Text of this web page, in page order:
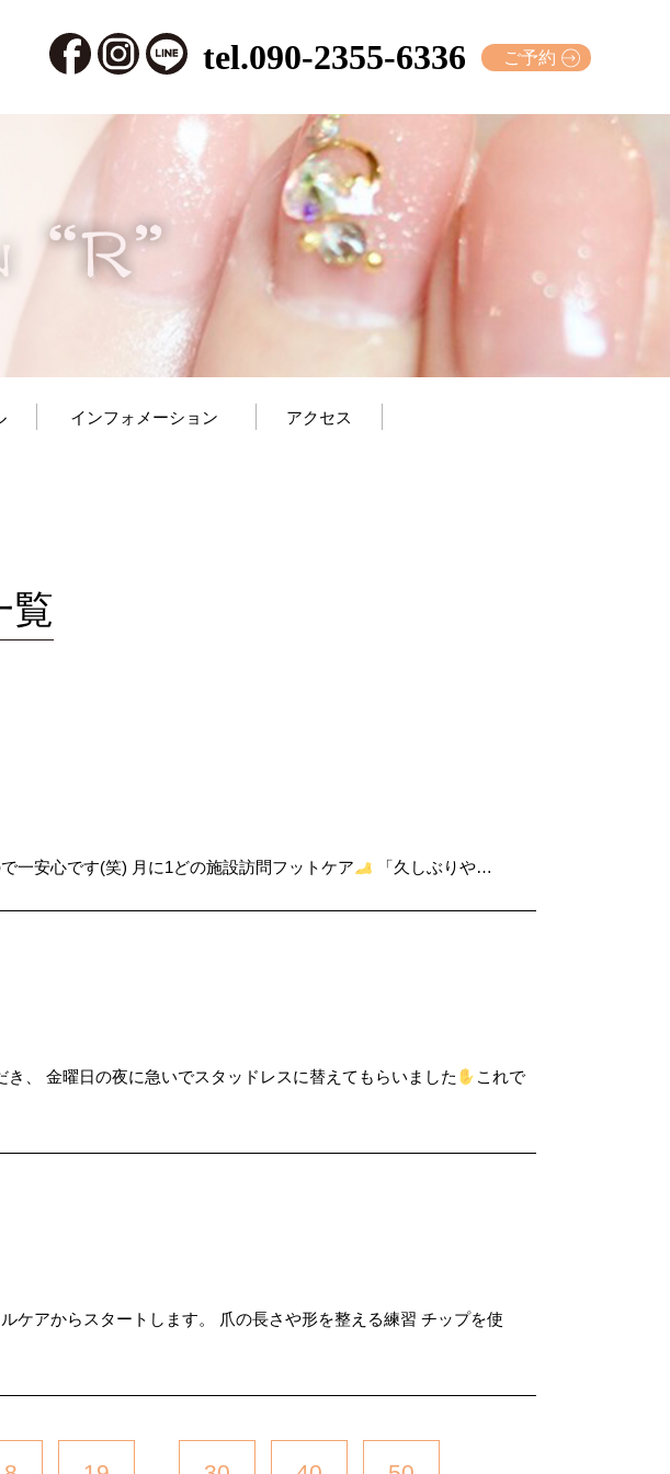
ご予約
tel.090-2355-6336
インフォメーション アクセス
覧
一安心です(笑) 月に1どの施設訪問フットケア 「久しぶりや…
、 金曜日の夜に急いでスタッドレスに替えてもらいました
これで
ケアからスタートします。 爪の長さや形を整える練習 チップを使